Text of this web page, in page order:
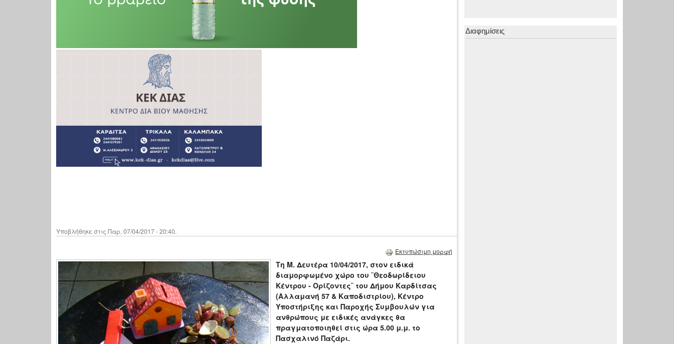
Υποβλήθηκε στις Παρ, 07/04/2017 - 20:40.
Εκτυπώσιμη μορφή
Τη Μ. Δευτέρα 10/04/2017, στον ειδικά
διαμορφωμένο χώρο του ¨Θεοδωρίδειου
Κέντρου - Ορίζοντες¨ του Δήμου Καρδίτσας
(Αλλαμανή 57 & Καποδιστρίου), Κέντρο
Υποστήριξης και Παροχής Συμβουλών για
ανθρώπους με ειδικές ανάγκες θα
πραγματοποιηθεί στις ώρα 5.00 μ.μ. το
Πασχαλινό Παζάρι.
Διαφημίσεις